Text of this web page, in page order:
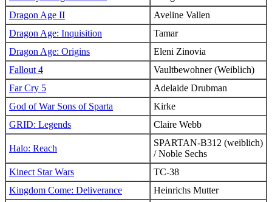
Dragon Age II
Aveline Vallen
Dragon Age: Inquisition
Tamar
Dragon Age: Origins
Eleni Zinovia
Fallout 4
Vaultbewohner (Weiblich)
Far Cry 5
Adelaide Drubman
God of War Sons of Sparta
Kirke
GRID: Legends
Claire Webb
Halo: Reach
SPARTAN-B312 (weiblich)
/ Noble Sechs
Kinect Star Wars
TC-38
Kingdom Come: Deliverance
Heinrichs Mutter